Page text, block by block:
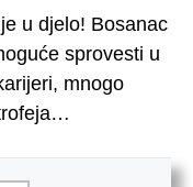
u djelo! Bosanac
sprovesti u
mnogo